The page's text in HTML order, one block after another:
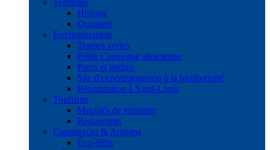
Histoire
Quartiers
Environnement
Trames vertes
Petite Camargue alsacienne
Parcs et jardins
Site d'expérimentation à la biodiversité
Renaturation à Saint-Louis
Tourisme
Meublés de tourisme
Restaurants
Commerces & Artisans
Éco-défis